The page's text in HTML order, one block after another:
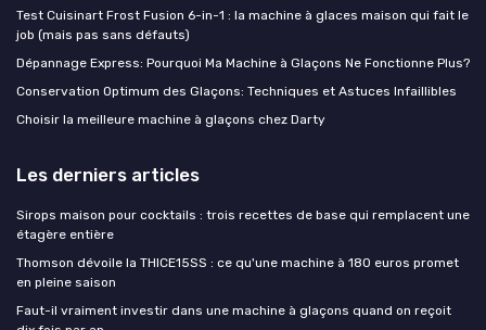
Test Cuisinart Frost Fusion 6-in-1 : la machine à glaces maison qui fait le
job (mais pas sans défauts)
Dépannage Express: Pourquoi Ma Machine à Glaçons Ne Fonctionne Plus?
Conservation Optimum des Glaçons: Techniques et Astuces Infaillibles
Choisir la meilleure machine à glaçons chez Darty
Les derniers articles
Sirops maison pour cocktails : trois recettes de base qui remplacent une
étagère entière
Thomson dévoile la THICE15SS : ce qu'une machine à 180 euros promet
en pleine saison
Faut-il vraiment investir dans une machine à glaçons quand on reçoit